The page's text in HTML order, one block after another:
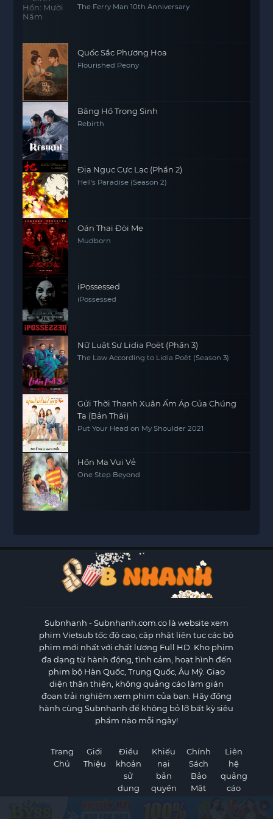
The Ferry Man 10th Anniversary
Quốc Sắc Phương Hoa
Flourished Peony
Băng Hồ Trọng Sinh
Rebirth
Địa Ngục Cực Lạc (Phần 2)
Hell's Paradise (Season 2)
Oán Thai Đòi Mẹ
Mudborn
iPossessed
iPossessed
Nữ Luật Sư Lidia Poët (Phần 3)
The Law According to Lidia Poët (Season 3)
Gửi Thời Thanh Xuân Ấm Áp Của Chúng
Ta (Bản Thái)
Put Your Head on My Shoulder 2021
Hồn Ma Vui Vẻ
One Step Beyond
Subnhanh - Subnhanh.com.co là website xem
phim Vietsub tốc độ cao, cập nhật liên tục các bộ
phim mới nhất với chất lượng Full HD. Kho phim
đa dạng từ hành động, tình cảm, hoạt hình đến
phim bộ Hàn Quốc, Trung Quốc, Âu Mỹ. Giao
diện thân thiện, không quảng cáo làm gián
đoạn trải nghiệm xem phim của bạn. Hãy đồng
hành cùng Subnhanh để không bỏ lỡ bất kỳ siêu
phẩm nào mỗi ngày!
Trang
Chủ
Giới
Thiệu
Điều
khoản
sử
dụng
Khiếu
nại
bản
quyền
Chính
Sách
Bảo
Mật
Liên
hệ
quảng
cáo